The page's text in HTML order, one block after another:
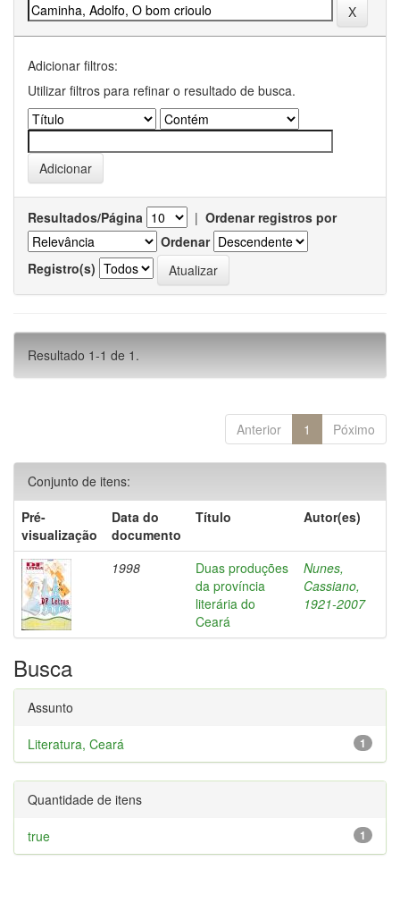
Adicionar filtros:
Utilizar filtros para refinar o resultado de busca.
Resultados/Página | Ordenar registros por
Ordenar
Registro(s)
Resultado 1-1 de 1.
Anterior 1 Póximo
Conjunto de itens:
Pré-
visualização
Data do
documento
Título Autor(es)
1998
Duas produções
da província
literária do
Ceará
Nunes,
Cassiano,
1921-2007
Busca
Assunto
1
Literatura, Ceará
Quantidade de itens
1
true